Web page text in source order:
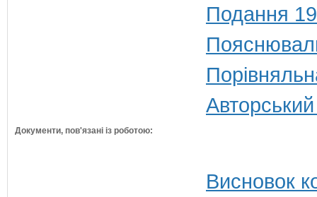
Подання
Документи, пов'язані із роботою:
Висновок